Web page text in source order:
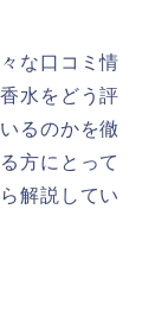
な口コミ情
水をどう評
るのかを徹
方にとって
解説してい